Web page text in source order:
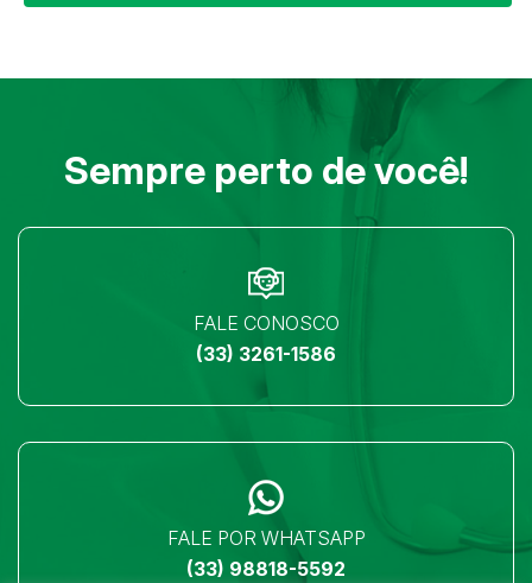
Sempre perto de você!
FALE CONOSCO
(33) 3261-1586
FALE POR WHATSAPP
(33) 98818-5592